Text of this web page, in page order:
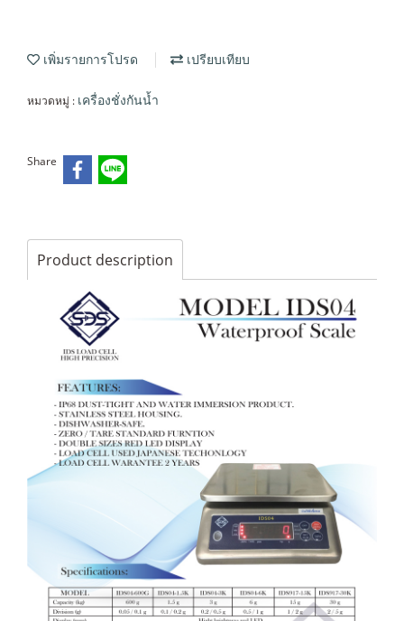
เพิ่มรายการโปรด เปรียบเทียบ
หมวดหมู่ : เครื่องชั่งกันน้ำ
Share
Product description